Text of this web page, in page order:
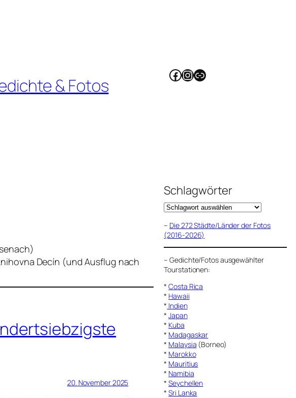
& Fotos Facebook
Instagram
Link
Decín (und Ausflug nach
20. November 2025
Schlagwörter
– Die 272 Städte/Länder der Fotos
(2016-2026)
–Gedichte/Fotos ausgewählter
Tourstationen:
*Costa Rica
* Hawaii
* Indien
*Japan
* Kuba
* Madagaskar
* Malaysia (Borneo)
* Marokko
* Mauritius
* Namibia
*Seychellen
*Sri Lanka